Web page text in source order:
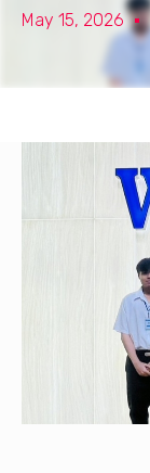
May 15, 2026